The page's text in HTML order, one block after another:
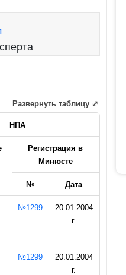
НПА
Регистрация в
Минюсте
№ Дата
№1299
20.01.2004
г.
№1299
20.01.2004
г.
Развернуть таблицу ⤢